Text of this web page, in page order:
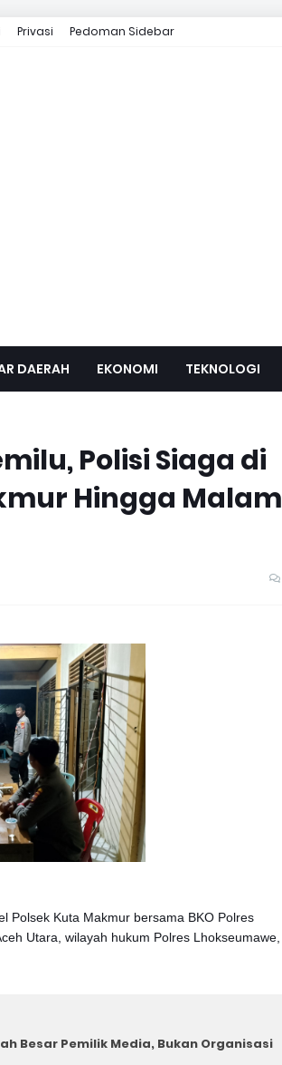
Privasi Pedoman Sidebar
DAERAH EKONOMI TEKNOLOGI
Polisi Siaga di
Hingga Malam
Polsek Kuta Makmur bersama BKO Polres
Utara, wilayah hukum Polres Lhokseumawe,
Besar Pemilik Media, Bukan Organisasi